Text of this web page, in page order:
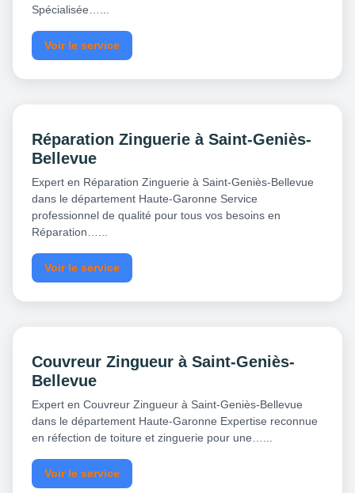
Spécialisée…...
Voir le service
Réparation Zinguerie à Saint-Geniès-
Bellevue
Expert en Réparation Zinguerie à Saint-Geniès-Bellevue
dans le département Haute-Garonne Service
professionnel de qualité pour tous vos besoins en
Réparation…...
Voir le service
Couvreur Zingueur à Saint-Geniès-
Bellevue
Expert en Couvreur Zingueur à Saint-Geniès-Bellevue
dans le département Haute-Garonne Expertise reconnue
en réfection de toiture et zinguerie pour une…...
Voir le service